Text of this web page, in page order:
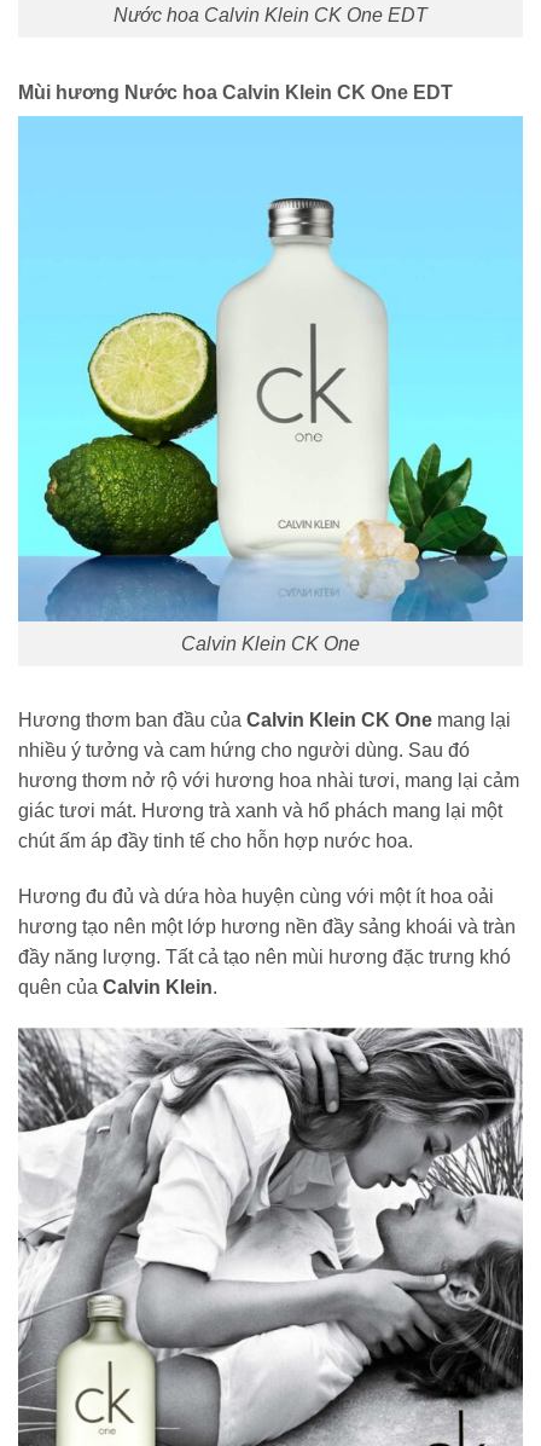
Nước hoa Calvin Klein CK One EDT
Mùi hương Nước hoa Calvin Klein CK One EDT
Calvin Klein CK One
Hương thơm ban đầu của Calvin Klein CK One mang lại
nhiều ý tưởng và cam hứng cho người dùng. Sau đó
hương thơm nở rộ với hương hoa nhài tươi, mang lại cảm
giác tươi mát. Hương trà xanh và hổ phách mang lại một
chút ấm áp đầy tinh tế cho hỗn hợp nước hoa.
Hương đu đủ và dứa hòa huyện cùng với một ít hoa oải
hương tạo nên một lớp hương nền đầy sảng khoái và tràn
đầy năng lượng. Tất cả tạo nên mùi hương đặc trưng khó
quên của Calvin Klein.